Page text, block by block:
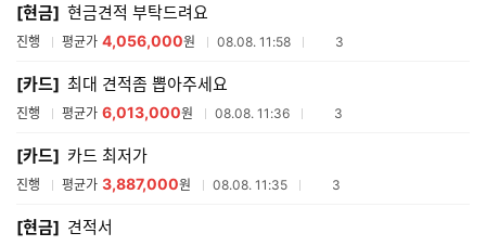
견
적
스
트
[현금] 현금견적 부탁드려요
진행 평균가 4,056,000원 08.08. 11:58 참여업체수
3
[카드] 최대 견적좀 뽑아주세요
진행 평균가 6,013,000원 08.08. 11:36 참여업체수
3
[카드] 카드 최저가
진행 평균가 3,887,000원 08.08. 11:35 참여업체수
3
[현금] 견적서